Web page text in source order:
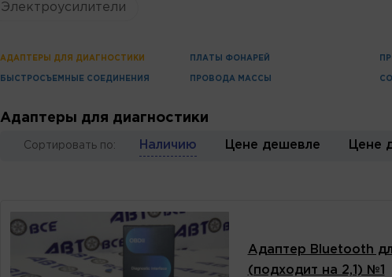
Электроусилители
АДАПТЕРЫ ДЛЯ ДИАГНОСТИКИ
БЫСТРОСЪЕМНЫЕ СОЕДИНЕНИЯ
ПЛАТЫ ФОНАРЕЙ
ПРОВОДА МАССЫ
Адаптеры для диагностики
Сортировать по: Наличию Цене дешевле Цене
Адаптер Bluetooth
(подходит на 2,1) №1